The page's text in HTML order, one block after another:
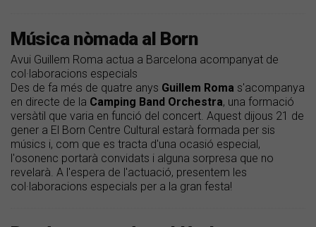
Música nòmada al Born
Avui Guillem Roma actua a Barcelona acompanyat de
col·laboracions especials
Des de fa més de quatre anys Guillem Roma s'acompanya
en directe de la Camping Band Orchestra, una formació
versàtil que varia en funció del concert. Aquest dijous 21 de
gener a El Born Centre Cultural estarà formada per sis
músics i, com que es tracta d'una ocasió especial,
l'osonenc portarà convidats i alguna sorpresa que no
revelarà. A l'espera de l'actuació, presentem les
col·laboracions especials per a la gran festa!